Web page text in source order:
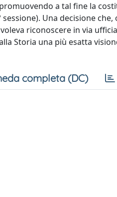
a tal fine la
Una decisione
riconoscere in via
Storia una più esatta
completa (DC)